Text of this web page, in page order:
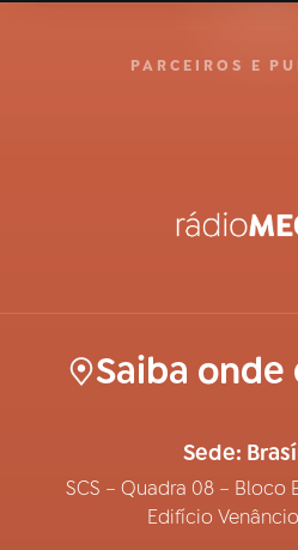
PARCEIROS E
Saiba onde
Sede:
SCS – Quadra 08 – Bloco
Edifício